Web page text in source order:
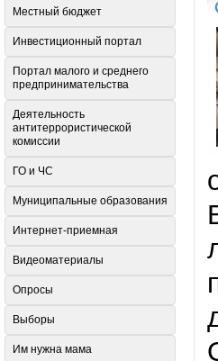
Местный бюджет
Инвестиционный портал
Портал малого и среднего
предпринимательства
Деятельность
антитеррористической
комиссии
ГО и ЧС
Муниципальные образования
Интернет-приемная
Видеоматериалы
Опросы
Выборы
Им нужна мама